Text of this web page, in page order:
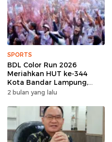
SPORTS
BDL Color Run 2026
Meriahkan HUT ke-344
Kota Bandar Lampung,
Wujud Semangat Sehat
2 bulan yang lalu